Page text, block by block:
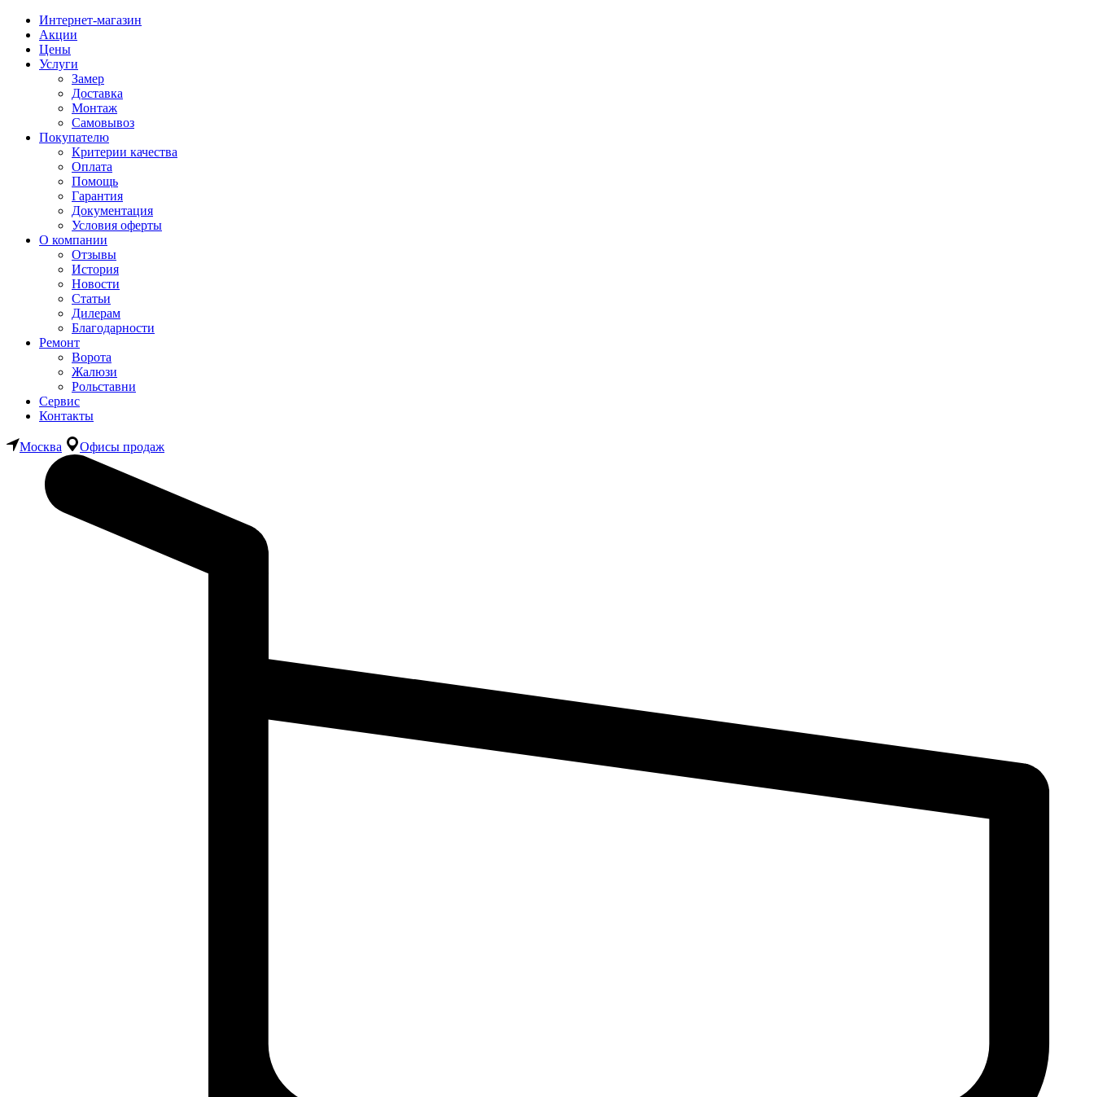
Интернет-магазин
Акции
Цены
Услуги
Замер
Доставка
Монтаж
Самовывоз
Покупателю
Критерии качества
Оплата
Помощь
Гарантия
Документация
Условия оферты
О компании
Отзывы
История
Новости
Статьи
Дилерам
Благодарности
Ремонт
Ворота
Жалюзи
Рольставни
Сервис
Контакты
Москва Офисы продаж